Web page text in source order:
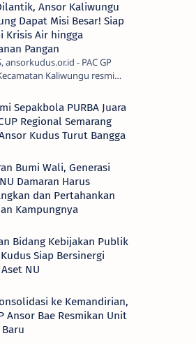
Ansor Kaliwungu
Dapat Misi Besar! Siap
Krisis Air hingga
Pangan
- PAC GP
Kaliwungu resmi
masa khidmat 2026–2029 di
Agung Widodo.
pelant…
Sepakbola PURBA Juara
Regional Semarang
Kudus Turut Bangga
Bumi Wali, Generasi
Damaran Harus
dan Pertahankan
Kampungnya
Bidang Kebijakan Publik
Siap Bersinergi
NU
ke Kemandirian,
Ansor Bae Resmikan Unit
Baru